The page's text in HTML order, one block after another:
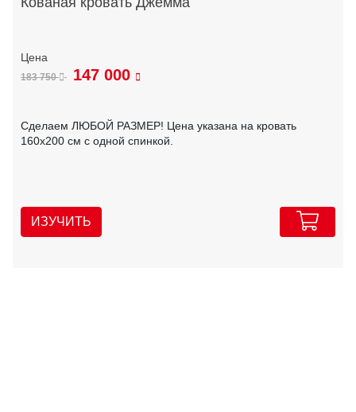
183 750 147 000
Сделаем ЛЮБОЙ РАЗМЕР! Цена указана на кровать
160х200 см с одной спинкой.
ИЗУЧИТЬ